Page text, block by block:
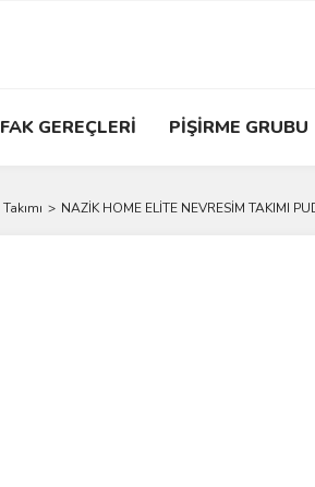
GEREÇLERİ PİŞİRME GRUBU
NAZİK HOME ELİTE NEVRESİM TAKIMI